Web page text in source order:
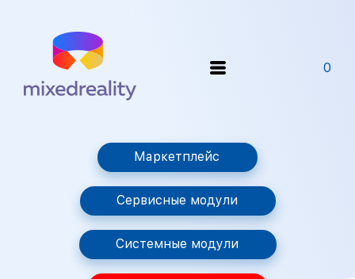
0
Маркетплейс
Сервисные модули
Системные модули